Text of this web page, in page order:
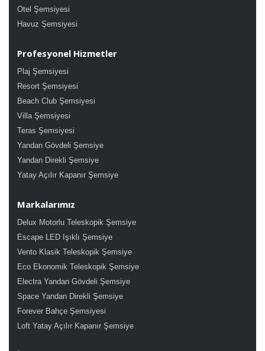
Otel Şemsiyesi
Havuz Şemsiyesi
Profesyonel Hizmetler
Plaj Şemsiyesi
Resort Şemsiyesi
Beach Club Şemsiyesi
Villa Şemsiyesi
Teras Şemsiyesi
Yandan Gövdeli Şemsiye
Yandan Direkli Şemsiye
Yatay Açılır Kapanır Şemsiye
Markalarımız
Delux Motorlu Teleskopik Şemsiye
Escape LED Işıklı Şemsiye
Vento Klasik Teleskopik Şemsiye
Eco Ekonomik Teleskopik Şemsiye
Electra Yandan Gövdeli Şemsiye
Space Yandan Direkli Şemsiye
Forever Bahçe Şemsiyesi
Loft Yatay Açılır Kapanır Şemsiye